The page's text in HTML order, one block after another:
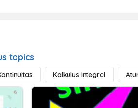
topics
Kalkulus Integral